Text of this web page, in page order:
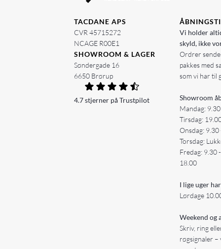
TACDANE APS
CVR 45715272
NCAGE R00E1
SHOWROOM & LAGER
Søndergade 16
6650 Brørup
4.7 stjerner på Trustpilot
Vi holder
skyld, ikke
Ordrer
pakkes med
som vi har til
Showroom
Mandag:
Tirsdag:
Onsdag:
Torsdag:
Fredag: 9.30
18.00
I lige uger
Lørdage
Weekend og
Skriv, ring
røgsignaler